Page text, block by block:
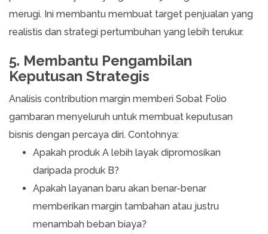
merugi. Ini membantu membuat target penjualan yang
realistis dan strategi pertumbuhan yang lebih terukur.
5. Membantu Pengambilan
Keputusan Strategis
Analisis contribution margin memberi Sobat Folio
gambaran menyeluruh untuk membuat keputusan
bisnis dengan percaya diri. Contohnya:
Apakah produk A lebih layak dipromosikan
daripada produk B?
Apakah layanan baru akan benar-benar
memberikan margin tambahan atau justru
menambah beban biaya?